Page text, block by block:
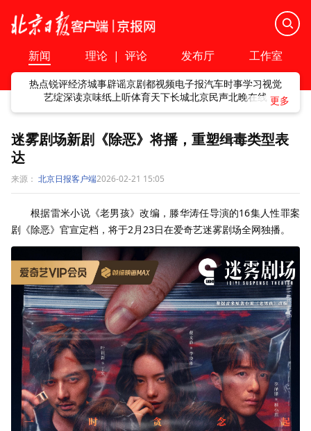
新闻 理论 | 评论 发布厅 工作室
热点锐评经济城事辟谣京剧都视频电子报汽车时事学习视觉
艺绽深读京味纸上听体育天下长城北京民声北晚在线
迷雾剧场新剧《除恶》将播，重塑缉毒类型表
达
来源： 北京日报客户端2026-02-21 15:05
根据雷米小说《老男孩》改编，滕华涛任导演的16集人性罪案
剧《除恶》官宣定档，将于2月23日在爱奇艺迷雾剧场全网独播。